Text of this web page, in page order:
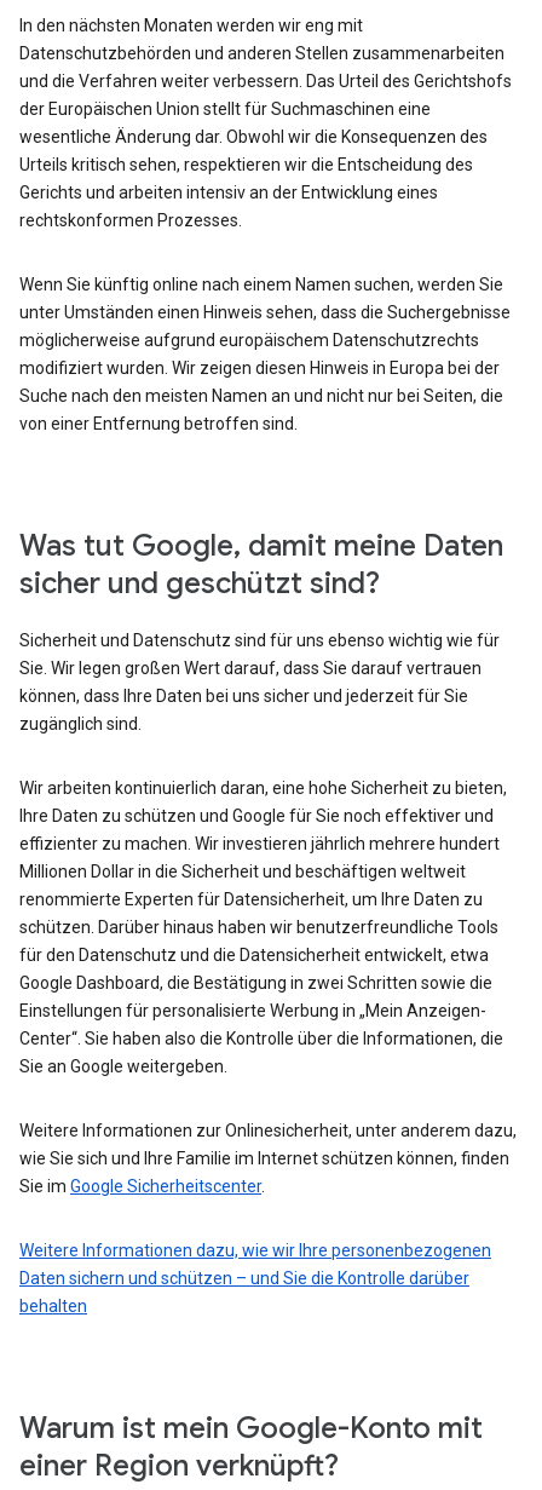
In den nächsten Monaten werden wir eng mit
Datenschutzbehörden und anderen Stellen zusammenarbeiten
und die Verfahren weiter verbessern. Das Urteil des Gerichtshofs
der Europäischen Union stellt für Suchmaschinen eine
wesentliche Änderung dar. Obwohl wir die Konsequenzen des
Urteils kritisch sehen, respektieren wir die Entscheidung des
Gerichts und arbeiten intensiv an der Entwicklung eines
rechtskonformen Prozesses.
Wenn Sie künftig online nach einem Namen suchen, werden Sie
unter Umständen einen Hinweis sehen, dass die Suchergebnisse
möglicherweise aufgrund europäischem Datenschutzrechts
modifiziert wurden. Wir zeigen diesen Hinweis in Europa bei der
Suche nach den meisten Namen an und nicht nur bei Seiten, die
von einer Entfernung betroffen sind.
Was tut Google, damit meine Daten
sicher und geschützt sind?
Sicherheit und Datenschutz sind für uns ebenso wichtig wie für
Sie. Wir legen großen Wert darauf, dass Sie darauf vertrauen
können, dass Ihre Daten bei uns sicher und jederzeit für Sie
zugänglich sind.
Wir arbeiten kontinuierlich daran, eine hohe Sicherheit zu bieten,
Ihre Daten zu schützen und Google für Sie noch effektiver und
effizienter zu machen. Wir investieren jährlich mehrere hundert
Millionen Dollar in die Sicherheit und beschäftigen weltweit
renommierte Experten für Datensicherheit, um Ihre Daten zu
schützen. Darüber hinaus haben wir benutzerfreundliche Tools
für den Datenschutz und die Datensicherheit entwickelt, etwa
Google Dashboard, die Bestätigung in zwei Schritten sowie die
Einstellungen für personalisierte Werbung in „Mein Anzeigen-
Center“. Sie haben also die Kontrolle über die Informationen, die
Sie an Google weitergeben.
Weitere Informationen zur Onlinesicherheit, unter anderem dazu,
wie Sie sich und Ihre Familie im Internet schützen können, finden
Sie im Google Sicherheitscenter.
Weitere Informationen dazu, wie wir Ihre personenbezogenen
Daten sichern und schützen – und Sie die Kontrolle darüber
behalten
Warum ist mein Google-Konto mit
einer Region verknüpft?